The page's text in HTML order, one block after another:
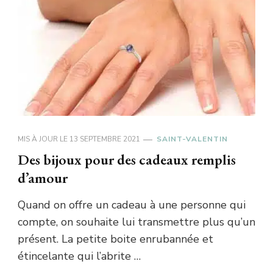
MIS À JOUR LE 13 SEPTEMBRE 2021 SAINT-VALENTIN
Des bijoux pour des cadeaux remplis
d’amour
Quand on offre un cadeau à une personne qui
compte, on souhaite lui transmettre plus qu’un
présent. La petite boite enrubannée et
étincelante qui l’abrite …